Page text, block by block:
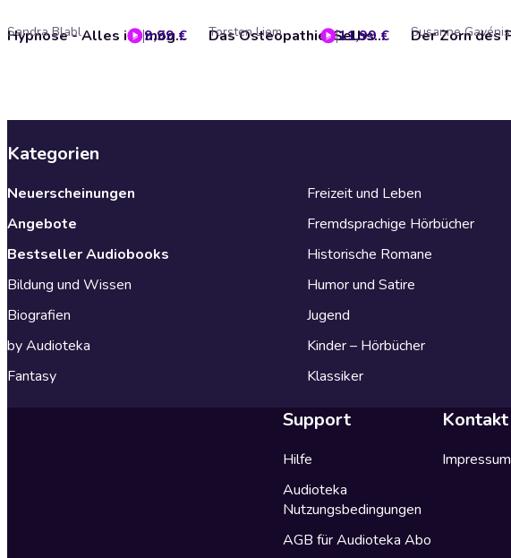
Hypnose - Alles ist möglich
Sandra Blabl 9,99 € Das Osteopathie-Selbsthilfe-Buch
Torsten Liem 11,99 € Susanne Gavénis
Kategorien
Neuerscheinungen
Angebote
Bestseller Audiobooks
Bildung und Wissen
Biografien
by Audioteka
Fantasy
Freizeit und Leben
Fremdsprachige Hörbücher
Historische Romane
Humor und Satire
Jugend
Kinder – Hörbücher
Klassiker
Support
Hilfe
Audioteka
Nutzungsbedingungen
AGB für Audioteka Abo
Kontakt
Impressum